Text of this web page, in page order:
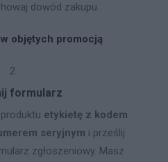
dowód zakupu.
objętych promocją
2
formularz
etykietę z kodem
seryjnym i prześlij
zgłoszeniowy. Masz